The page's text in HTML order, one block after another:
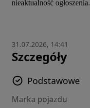
nieaktualność ogłoszenia.
31.07.2026, 14:41
Szczegóły
Podstawowe
Marka pojazdu